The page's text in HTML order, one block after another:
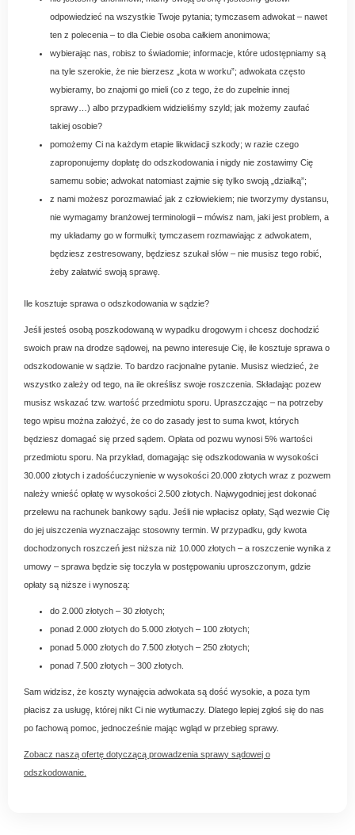
odpowiedzieć na wszystkie Twoje pytania; tymczasem adwokat – nawet
ten z polecenia – to dla Ciebie osoba całkiem anonimowa;
wybierając nas, robisz to świadomie; informacje, które udostępniamy są
na tyle szerokie, że nie bierzesz „kota w worku”; adwokata często
wybieramy, bo znajomi go mieli (co z tego, że do zupełnie innej
sprawy…) albo przypadkiem widzieliśmy szyld; jak możemy zaufać
takiej osobie?
pomożemy Ci na każdym etapie likwidacji szkody; w razie czego
zaproponujemy dopłatę do odszkodowania i nigdy nie zostawimy Cię
samemu sobie; adwokat natomiast zajmie się tylko swoją „działką”;
z nami możesz porozmawiać jak z człowiekiem; nie tworzymy dystansu,
nie wymagamy branżowej terminologii – mówisz nam, jaki jest problem, a
my układamy go w formułki; tymczasem rozmawiając z adwokatem,
będziesz zestresowany, będziesz szukał słów – nie musisz tego robić,
żeby załatwić swoją sprawę.
Ile kosztuje sprawa o odszkodowania w sądzie?
Jeśli jesteś osobą poszkodowaną w wypadku drogowym i chcesz dochodzić
swoich praw na drodze sądowej, na pewno interesuje Cię, ile kosztuje sprawa o
odszkodowanie w sądzie. To bardzo racjonalne pytanie. Musisz wiedzieć, że
wszystko zależy od tego, na ile określisz swoje roszczenia. Składając pozew
musisz wskazać tzw. wartość przedmiotu sporu. Upraszczając – na potrzeby
tego wpisu można założyć, że co do zasady jest to suma kwot, których
będziesz domagać się przed sądem. Opłata od pozwu wynosi 5% wartości
przedmiotu sporu. Na przykład, domagając się odszkodowania w wysokości
30.000 złotych i zadośćuczynienie w wysokości 20.000 złotych wraz z pozwem
należy wnieść opłatę w wysokości 2.500 złotych. Najwygodniej jest dokonać
przelewu na rachunek bankowy sądu. Jeśli nie wpłacisz opłaty, Sąd wezwie Cię
do jej uiszczenia wyznaczając stosowny termin. W przypadku, gdy kwota
dochodzonych roszczeń jest niższa niż 10.000 złotych – a roszczenie wynika z
umowy – sprawa będzie się toczyła w postępowaniu uproszczonym, gdzie
opłaty są niższe i wynoszą:
do 2.000 złotych – 30 złotych;
ponad 2.000 złotych do 5.000 złotych – 100 złotych;
ponad 5.000 złotych do 7.500 złotych – 250 złotych;
ponad 7.500 złotych – 300 złotych.
Sam widzisz, że koszty wynajęcia adwokata są dość wysokie, a poza tym
płacisz za usługę, której nikt Ci nie wytłumaczy. Dlatego lepiej zgłoś się do nas
po fachową pomoc, jednocześnie mając wgląd w przebieg sprawy.
Zobacz naszą ofertę dotyczącą prowadzenia sprawy sądowej o
odszkodowanie.